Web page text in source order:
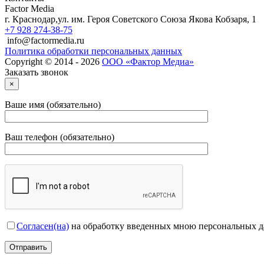
Factor Media
г. Краснодар,ул. им. Героя Советского Союза Якова Кобзаря, 1
+7 928 274-38-75
info@factormedia.ru
Политика обработки персональных данных
Copyright © 2014 - 2026 ООО «Фактор Медиа»
Заказать звонок
×
Ваше имя (обязательно)
Ваш телефон (обязательно)
Согласен(на) на обработку введенных мною персональных